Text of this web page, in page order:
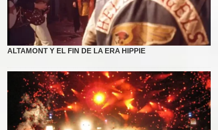
ALTAMONT Y EL FIN DE LA ERA HIPPIE